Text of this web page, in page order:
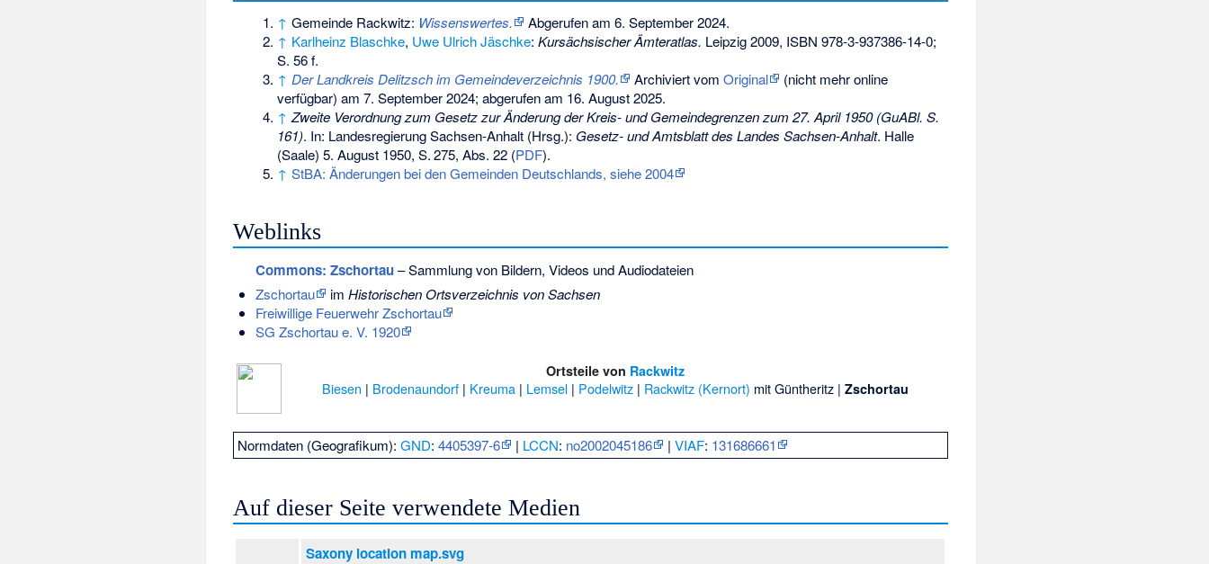
↑ Gemeinde Rackwitz: Wissenswertes. Abgerufen am 6. September 2024.
↑ Karlheinz Blaschke, Uwe Ulrich Jäschke: Kursächsischer Ämteratlas. Leipzig 2009, ISBN 978-3-937386-14-0;
S. 56 f.
↑ Der Landkreis Delitzsch im Gemeindeverzeichnis 1900. Archiviert vom Original
(nicht mehr online
verfügbar) am 7. September 2024; abgerufen am 16. August 2025.
↑ Zweite Verordnung zum Gesetz zur Änderung der Kreis- und Gemeindegrenzen zum 27. April 1950 (GuABl. S.
161). In: Landesregierung Sachsen-Anhalt (Hrsg.): Gesetz- und Amtsblatt des Landes Sachsen-Anhalt. Halle
(Saale) 5. August 1950, S.275,Abs. 22 (PDF).
↑ StBA: Änderungen bei den Gemeinden Deutschlands, siehe 2004
Weblinks
Commons: Zschortau– Sammlung von Bildern, Videos und Audiodateien
Zschortau
im Historischen Ortsverzeichnis von Sachsen
Freiwillige Feuerwehr Zschortau
SG Zschortau e. V. 1920
Ortsteile von Rackwitz
Biesen | Brodenaundorf| Kreuma| Lemsel| Podelwitz| Rackwitz (Kernort) mit Güntheritz | Zschortau
Normdaten (Geografikum):GND:4405397-6 | LCCN: no2002045186 |VIAF: 131686661
Auf dieser Seite verwendete Medien
Saxony location map.svg